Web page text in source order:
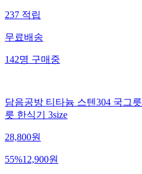
237적립
무료배송
142명구매중
담음공방 티타늄 스텐304 국그
릇 한식기 3size
28,800원
55%12,900원